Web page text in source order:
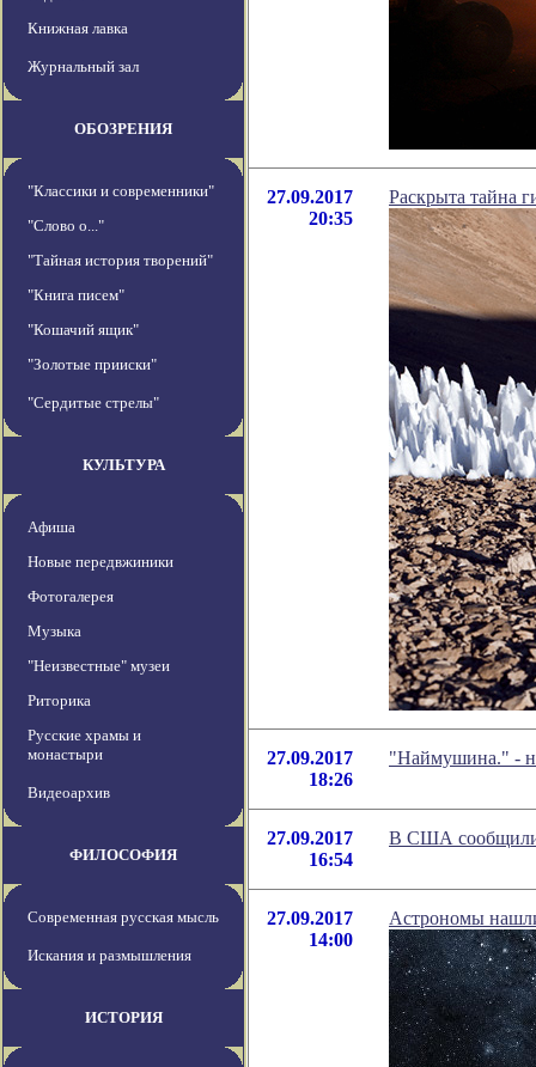
Книжная лавка
Журнальный зал
ОБОЗРЕНИЯ
"Классики и современники"
"Слово о..."
"Тайная история творений"
"Книга писем"
"Кошачий ящик"
"Золотые прииски"
"Сердитые стрелы"
КУЛЬТУРА
Афиша
Новые передвжиники
Фотогалерея
Музыка
"Неизвестные" музеи
Риторика
Русские храмы и
монастыри
Видеоархив
ФИЛОСОФИЯ
Современная русская мысль
Искания и размышления
ИСТОРИЯ
27.09.2017
20:35
Раскрыта тайна
27.09.2017
18:26
"Наймушина." -
27.09.2017
16:54
В США сообщили
27.09.2017
14:00
Астрономы